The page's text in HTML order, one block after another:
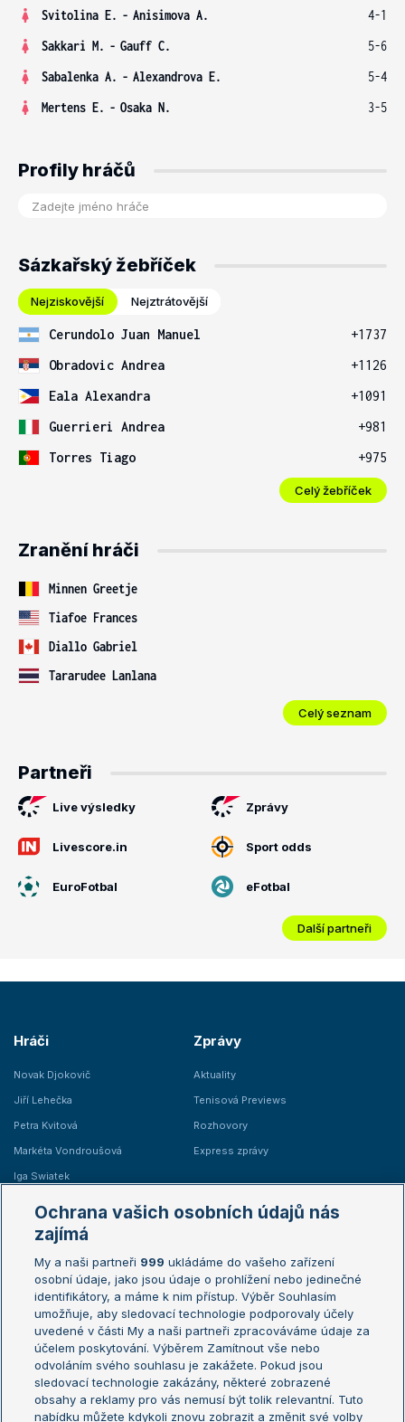
Svitolina E. - Anisimova A.
4-1
Sakkari M. - Gauff C.
5-6
Sabalenka A. - Alexandrova E.
5-4
Mertens E. - Osaka N. 3-5
Profily hráčů
Sázkařský žebříček
Nejziskovější Nejztrátovější
Cerundolo Juan Manuel
+1737
Obradovic Andrea
+1126
Eala Alexandra
+1091
Guerrieri Andrea
+981
Torres Tiago
+975
Celý žebříček
Zranění hráči
Minnen Greetje
Tiafoe Frances
Diallo Gabriel
Tararudee Lanlana
Celý seznam
Partneři
Live výsledky Zprávy
Livescore.in Sport odds
EuroFotbal eFotbal
Další partneři
Hráči
Novak Djokovič
Jiří Lehečka
Petra Kvitová
Markéta Vondroušová
Iga Swiatek
Zprávy
Aktuality
Tenisová Previews
Rozhovory
Express zprávy
Žebříčky
Žebříček ATP (muži)
Žebříček WTA (ženy)
Sázkařský žebříček
Australian Open
French Open
Wimbledon
US Open
Turnaj mistrů
Turnaj mistryň
Aktualní trendy
Ochrana vašich osobních údajů nás
zajímá
My a naši partneři 999 ukládáme do vašeho zařízení
osobní údaje, jako jsou údaje o prohlížení nebo jedinečné
identifikátory, a máme k nim přístup. Výběr Souhlasím
umožňuje, aby sledovací technologie podporovaly účely
uvedené v části My a naši partneři zpracováváme údaje za
účelem poskytování. Výběrem Zamítnout vše nebo
odvoláním svého souhlasu je zakážete. Pokud jsou
sledovací technologie zakázány, některé zobrazené
obsahy a reklamy pro vás nemusí být tolik relevantní. Tuto
nabídku můžete kdykoli znovu zobrazit a změnit své volby